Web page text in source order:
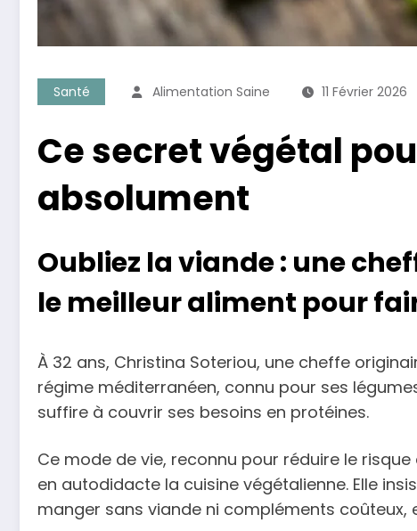
Santé Alimentation Saine 11 Février 2026
Ce secret végétal
absolument
Oubliez la viande : une
le meilleur aliment pour
À 32 ans, Christina Soteriou, une cheffe
régime méditerranéen, connu pour ses
suffire à couvrir ses besoins en protéines.
Ce mode de vie, reconnu pour réduire le
en autodidacte la cuisine végétalienne. Elle
manger sans viande ni compléments